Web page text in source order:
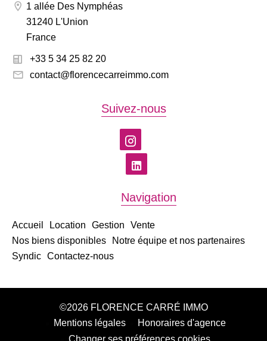
1 allée Des Nymphéas
31240 L'Union
France
+33 5 34 25 82 20
contact@florencecarreimmo.com
Suivez-nous
Navigation
Accueil Location Gestion
Vente
Nos biens disponibles
Notre équipe et nos partenaires
Syndic Contactez-nous
©2026 FLORENCE CARRÉ IMMO
Mentions légales
Honoraires d'agence